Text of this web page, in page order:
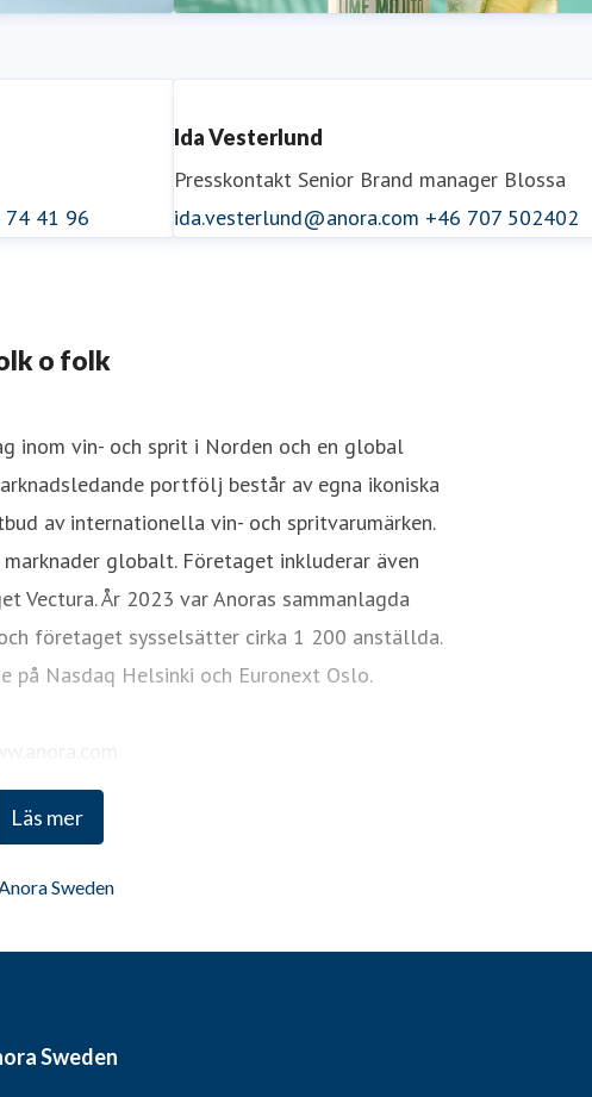
41 96
Ida Vesterlund
Presskontakt Senior Brand manager Blossa
ida.vesterlund@anora.com +46 707 502402
o folk
Läs mer
inom vin- och sprit i Norden och en global
portfölj består av egna ikoniska
av internationella vin- och spritvarumärken.
globalt. Företaget inkluderar även
Vectura. År 2023 var Anoras sammanlagda
företaget sysselsätter cirka 1 200 anställda.
på Nasdaq Helsinki och Euronext Oslo.
Sweden